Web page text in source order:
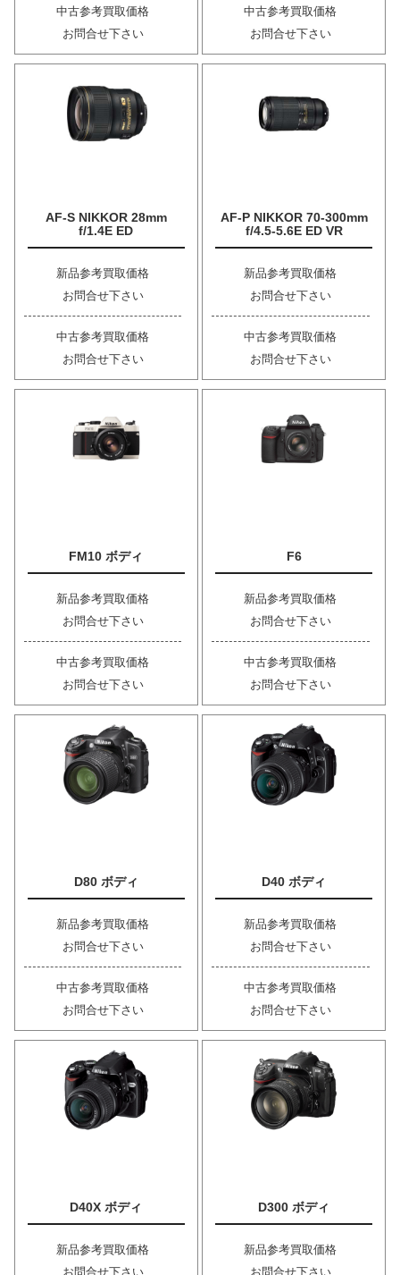
中古参考買取価格
お問合せ下さい
中古参考買取価格
お問合せ下さい
AF-S NIKKOR 28mm
f/1.4E ED
新品参考買取価格
お問合せ下さい
中古参考買取価格
お問合せ下さい
AF-P NIKKOR 70-300mm
f/4.5-5.6E ED VR
新品参考買取価格
お問合せ下さい
中古参考買取価格
お問合せ下さい
FM10 ボディ
新品参考買取価格
お問合せ下さい
中古参考買取価格
お問合せ下さい
F6
新品参考買取価格
お問合せ下さい
中古参考買取価格
お問合せ下さい
D80 ボディ
新品参考買取価格
お問合せ下さい
中古参考買取価格
お問合せ下さい
D40 ボディ
新品参考買取価格
お問合せ下さい
中古参考買取価格
お問合せ下さい
D40X ボディ
新品参考買取価格
お問合せ下さい
D300 ボディ
新品参考買取価格
お問合せ下さい